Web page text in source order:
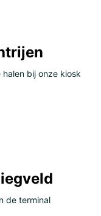
halen bij onze kiosk
de terminal